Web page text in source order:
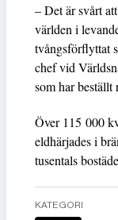
– Det är svårt
världen i
tvångsförflyttat
chef vid
som har beställt
Över 115 000
eldhärjades i
tusentals
KATEGORI